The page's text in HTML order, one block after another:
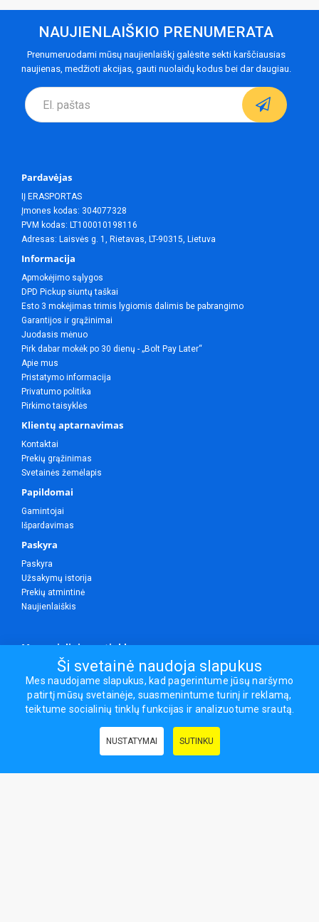
NAUJIENLAIŠKIO PRENUMERATA
Prenumeruodami mūsų naujienlaiškį galėsite sekti karščiausias
naujienas, medžioti akcijas, gauti nuolaidų kodus bei dar daugiau.
Pardavėjas
IĮ ERASPORTAS
Įmones kodas: 304077328
PVM kodas: LT100010198116
Adresas: Laisvės g. 1, Rietavas, LT-90315, Lietuva
Informacija
Apmokėjimo sąlygos
DPD Pickup siuntų taškai
Esto 3 mokėjimas trimis lygiomis dalimis be pabrangimo
Garantijos ir grąžinimai
Juodasis mėnuo
Pirk dabar mokėk po 30 dienų - „Bolt Pay Later“
Apie mus
Pristatymo informacija
Privatumo politika
Pirkimo taisyklės
Klientų aptarnavimas
Kontaktai
Prekių grąžinimas
Svetainės žemėlapis
Papildomai
Gamintojai
Išpardavimas
Paskyra
Paskyra
Užsakymų istorija
Prekių atmintinė
Naujienlaiškis
Mes socialiniuose tinkluose
Visos teisės saugomos.
Sporto ir laisvalaikio prekės, maisto papildai - erasportas.lt © 2026
Ši svetainė naudoja slapukus
Mes naudojame slapukus, kad pagerintume jūsų naršymo
patirtį mūsų svetainėje, suasmenintume turinį ir reklamą,
teiktume socialinių tinklų funkcijas ir analizuotume srautą.
NUSTATYMAI SUTINKU